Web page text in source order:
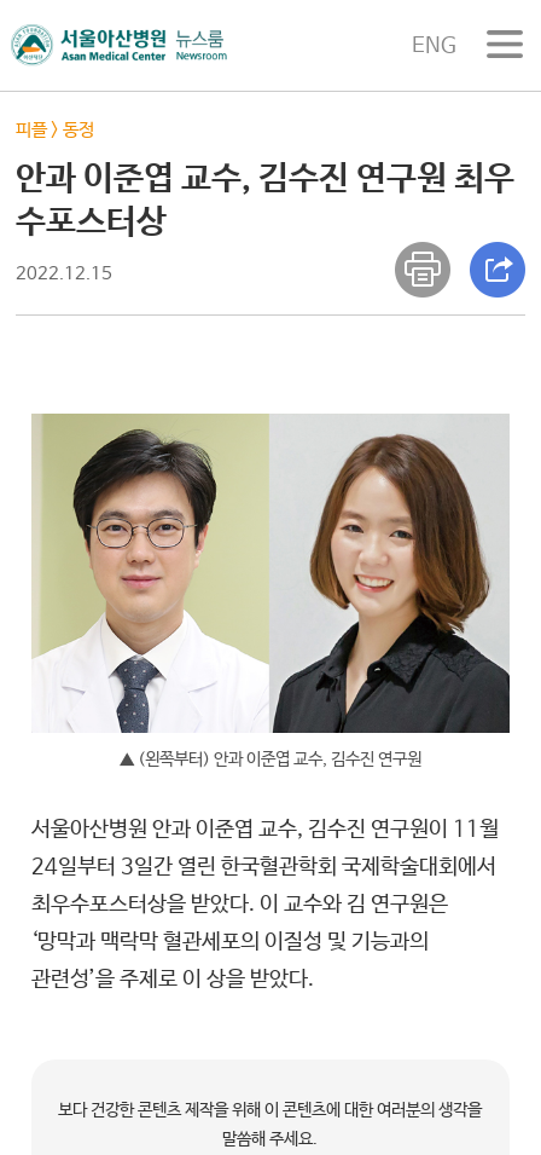
ENG
피플>동정
안과 이준엽 교수, 김수진 연구원 최우
수포스터상
2022.12.15
▲ (왼쪽부터) 안과 이준엽 교수, 김수진 연구원
서울아산병원 안과 이준엽 교수, 김수진 연구원이 11월
24일부터 3일간 열린 한국혈관학회 국제학술대회에서
최우수포스터상을 받았다. 이 교수와 김 연구원은
‘망막과 맥락막 혈관세포의 이질성 및 기능과의
관련성’을 주제로 이 상을 받았다.
보다 건강한 콘텐츠 제작을 위해 이 콘텐츠에 대한 여러분의 생각을
말씀해 주세요.